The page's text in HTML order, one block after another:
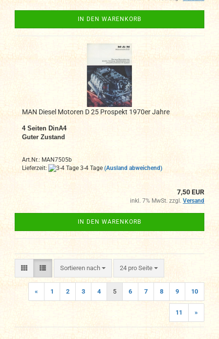
IN DEN WARENKORB
MAN Diesel Motoren D 25 Prospekt 1970er Jahre
4 Seiten DinA4
Guter Zustand
Art.Nr.: MAN7505b
Lieferzeit:
3-4 Tage (Ausland abweichend)
7,50 EUR
inkl. 7% MwSt. zzgl. Versand
IN DEN WARENKORB
Sortieren nach
Sortieren nach 24 pro Seite
pro Seite
« 1 2 3 4 5 6 7 8 9 10
11 »